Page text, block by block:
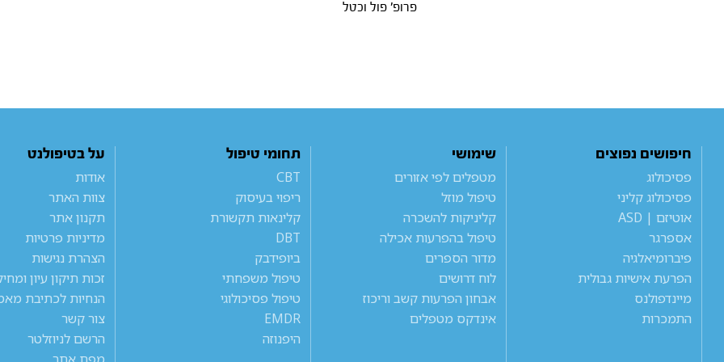
פרופ' פול וכטל
חיפושים נפוצים
פסיכולוג
פסיכולוג קליני
אוטיזם | ASD
אספרגר
פיברומיאלגיה
הפרעת אישיות גבולית
מיינדפולנס
התמכרות
שימושי
מטפלים לפי אזורים
טיפול מוזל
קליניקות להשכרה
טיפול בהפרעות אכילה
מדור הספרים
לוח דרושים
אבחון הפרעות קשב וריכוז
אינדקס מטפלים
תחומי טיפול
CBT
ריפוי בעיסוק
קלינאות תקשורת
DBT
ביופידבק
טיפול משפחתי
טיפול פסיכולוגי
EMDR
היפנוזה
על בטיפולנט
אודות
צוות האתר
תקנון אתר
מדיניות פרטיות
הצהרת נגישות
זכות תיקון עיון
הנחיות לכתיבת
צור קשר
הרשם לניוזלטר